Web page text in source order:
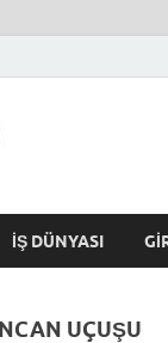
İŞ DÜNYASI
UÇUŞU